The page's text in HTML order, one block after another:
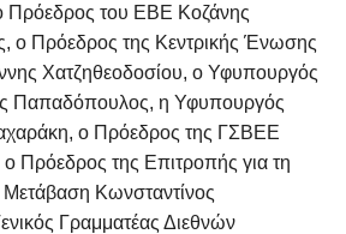
ο Πρόεδρος του ΕΒΕ Κοζάνης
ο Πρόεδρος της Κεντρικής Ένωσης
Χατζηθεοδοσίου, ο Υφυπουργός
Παπαδόπουλος, η Υφυπουργός
ο Πρόεδρος της ΓΣΒΕΕ
Πρόεδρος της Επιτροπής για τη
Μετάβαση Κωνσταντίνος
Γραμματέας Διεθνών